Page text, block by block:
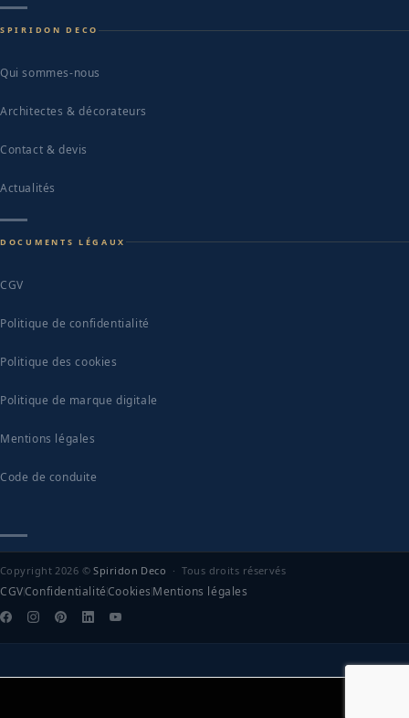
SPIRIDON DECO
Qui sommes-nous
Architectes & décorateurs
Contact & devis
Actualités
DOCUMENTS LÉGAUX
CGV
Politique de confidentialité
Politique des cookies
Politique de marque digitale
Mentions légales
Code de conduite
Copyright 2026 ©Spiridon Deco · Tous droits réservés
CGVConfidentialitéCookiesMentions légales